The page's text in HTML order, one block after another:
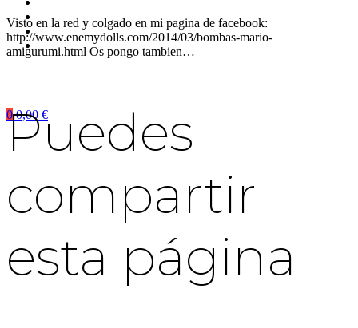
0 0,00 €
Visto en la red y colgado en mi pagina de facebook:
http://www.enemydolls.com/2014/03/bombas-mario-
amigurumi.html Os pongo tambien…
Puedes
compartir
esta página